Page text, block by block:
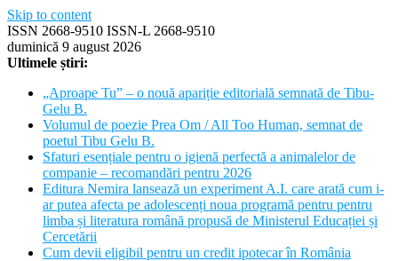
Skip to content
ISSN 2668-9510 ISSN-L 2668-9510
duminică 9 august 2026
Ultimele știri:
„Aproape Tu” – o nouă apariție editorială semnată de Tibu-
Gelu B.
Volumul de poezie Prea Om / All Too Human, semnat de
poetul Tibu Gelu B.
Sfaturi esențiale pentru o igienă perfectă a animalelor de
companie – recomandări pentru 2026
Editura Nemira lansează un experiment A.I. care arată cum i-
ar putea afecta pe adolescenți noua programă pentru pentru
limba și literatura română propusă de Ministerul Educației și
Cercetării
Cum devii eligibil pentru un credit ipotecar în România